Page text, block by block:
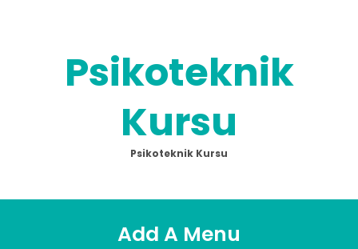
Psikoteknik
Kursu
Psikoteknik Kursu
Add A Menu